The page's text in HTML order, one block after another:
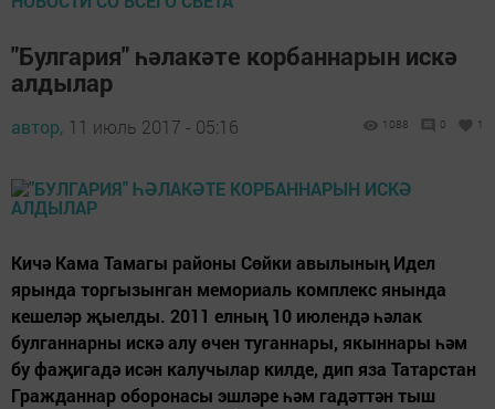
"Булгария" һәлакәте корбаннарын искә
алдылар
автор, 11 июль 2017 - 05:16 1088 0 1
Кичә Кама Тамагы районы Сөйки авылының Идел
ярында торгызынган мемориаль комплекс янында
кешеләр җыелды. 2011 елның 10 июлендә һәлак
булганнарны искә алу өчен туганнары, якыннары һәм
бу фаҗигадә исән калучылар килде, дип яза Татарстан
Гражданнар оборонасы эшләре һәм гадәттән тыш